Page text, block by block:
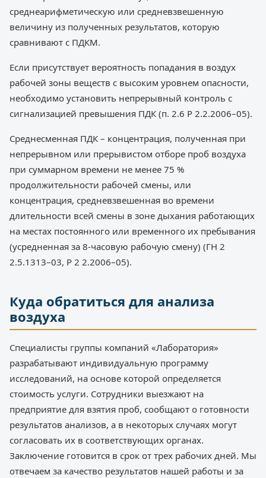
среднеарифметическую или средневзвешенную
величину из полученных результатов, которую
сравнивают с ПДКМ.
Если присутствует вероятность попадания в воздух
рабочей зоны веществ с высоким уровнем опасности,
необходимо установить непрерывный контроль с
сигнализацией превышения ПДК (п. 2.6 Р 2.2.2006–05).
Среднесменная ПДК – концентрация, полученная при
непрерывном или прерывистом отборе проб воздуха
при суммарном времени не менее 75 %
продолжительности рабочей смены, или
концентрация, средневзвешенная во времени
длительности всей смены в зоне дыхания работающих
на местах постоянного или временного их пребывания
(усредненная за 8-часовую рабочую смену) (ГН 2
2.5.1313–03, Р 2 2.2006–05).
Куда обратиться для анализа
воздуха
Специалисты группы компаний «Лаборатория»
разрабатывают индивидуальную программу
исследований, на основе которой определяется
стоимость услуги. Сотрудники выезжают на
предприятие для взятия проб, сообщают о готовности
результатов анализов, а в некоторых случаях могут
согласовать их в соответствующих органах.
Заключение готовится в срок от трех рабочих дней. Мы
отвечаем за качество результатов нашей работы и за